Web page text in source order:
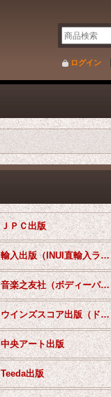
ログイン
ＪＰＣ出版
輸入出版（INUI直輸入ライブラリー）
音楽之友社（ボディーパーカッション楽譜）
ウインズスコア出版（ドラムマーチ集 ）
中央アート出版
Teeda出版